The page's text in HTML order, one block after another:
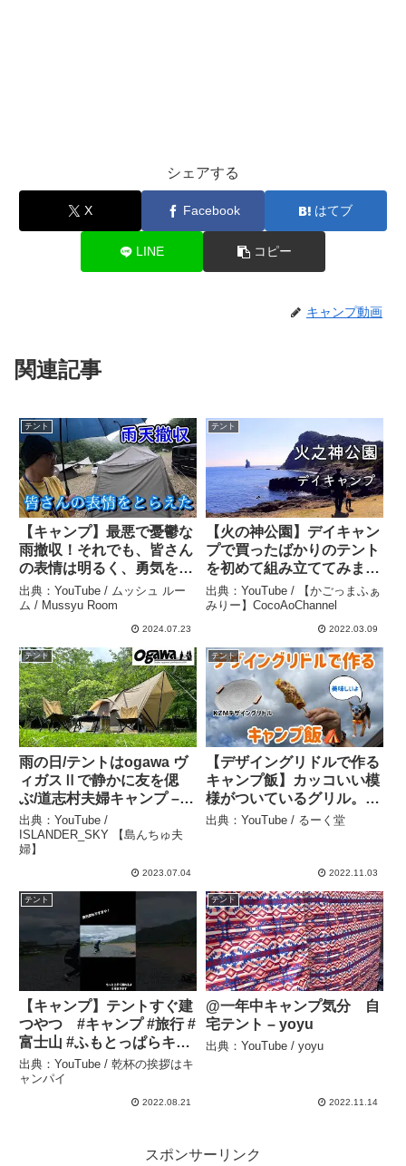
シェアする
X Facebook はてブ
LINE コピー
キャンプ動画
関連記事
テント
【キャンプ】最悪で憂鬱な
雨撤収！それでも、皆さん
の表情は明るく、勇気をも
らえるものであった・・・
– ムッシュ ルーム /
出典：YouTube / ムッシュ ルー
ム / Mussyu Room
2024.07.23
テント
【火の神公園】デイキャン
プで買ったばかりのテント
を初めて組み立ててみまし
た！絶景に心が洗われた週
末vlog 子育て | 鹿児島 | 自
然 – 【かごっまふぁみり
出典：YouTube / 【かごっまふぁ
みりー】CocoAoChannel
2022.03.09
テント
雨の日/テントはogawa ヴ
ィガスⅡで静かに友を偲
ぶ/道志村夫婦キャンプ –
ISLANDER_SKY 【島んち
ゅ夫婦】
出典：YouTube /
ISLANDER_SKY 【島んちゅ夫
婦】
2023.07.04
テント
【デザイングリドルで作る
キャンプ飯】カッコいい模
様がついているグリル。か
っこよくて使いやすいキャ
#キャンプ飯#アウトドア#
キャンプ – るーく堂
出典：YouTube / るーく堂
2022.11.03
テント
【キャンプ】テントすぐ建
つやつ #キャンプ #旅行 #
富士山 #ふもとっぱらキャ
ンプ場 #おっさん
#shorts – 乾杯の挨拶はキ
出典：YouTube / 乾杯の挨拶はキ
ャンパイ
2022.08.21
テント
@一年中キャンプ気分 自
宅テント – yoyu
出典：YouTube / yoyu
2022.11.14
スポンサーリンク